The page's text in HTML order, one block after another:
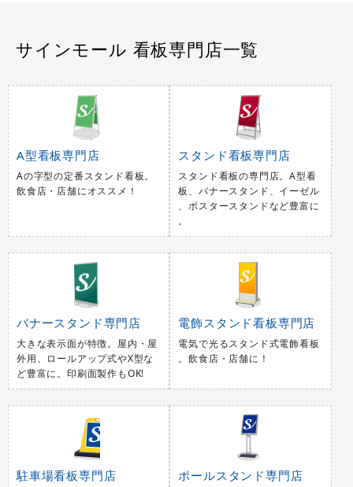
サインモール 看板専門店一覧
A型看板専門店
Aの字型の定番スタンド看板。
飲食店・店舗にオススメ！
スタンド看板専門店
スタンド看板の専門店。A型看
板、バナースタンド、イーゼル
、ポスタースタンドなど豊富に
。
バナースタンド専門店
大きな表示面が特徴。屋内・屋
外用、ロールアップ式やX型な
ど豊富に。印刷面製作もOK!
電飾スタンド看板専門店
電気で光るスタンド式電飾看板
。飲食店・店舗に！
駐車場看板専門店 ポールスタンド専門店